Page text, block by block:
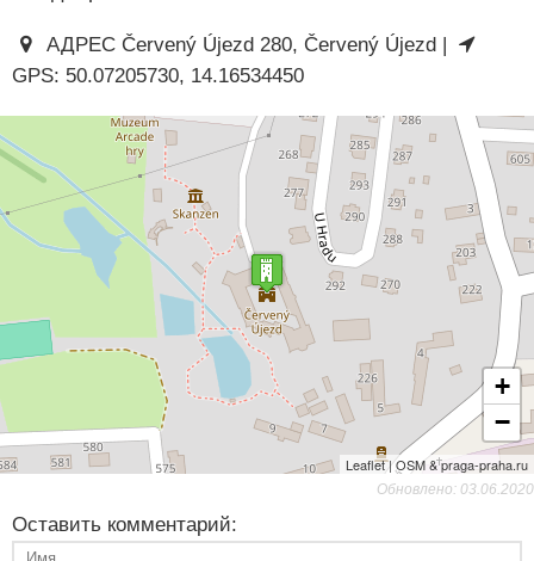
АДРЕС Červený Újezd 280, Červený Újezd |
GPS: 50.07205730, 14.16534450
+
−
Leaflet | OSM & praga-praha.ru
Обновлено: 03.06.2020
Оставить комментарий: